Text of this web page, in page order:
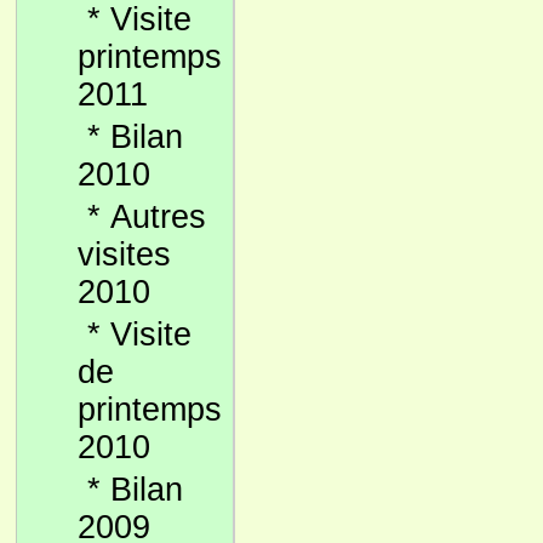
* Visite
printemps
2011
* Bilan
2010
* Autres
visites
2010
* Visite
de
printemps
2010
* Bilan
2009